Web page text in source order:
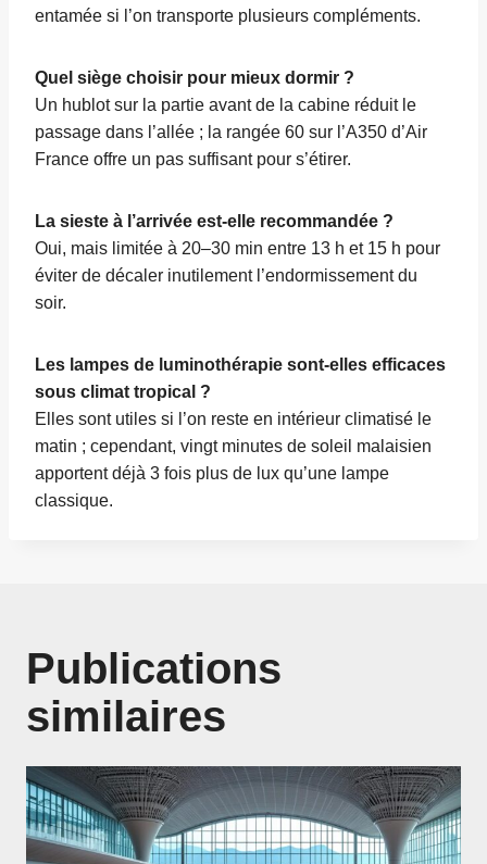
entamée si l’on transporte plusieurs compléments.
Quel siège choisir pour mieux dormir ?
Un hublot sur la partie avant de la cabine réduit le
passage dans l’allée ; la rangée 60 sur l’A350 d’Air
France offre un pas suffisant pour s’étirer.
La sieste à l’arrivée est-elle recommandée ?
Oui, mais limitée à 20–30 min entre 13 h et 15 h pour
éviter de décaler inutilement l’endormissement du
soir.
Les lampes de luminothérapie sont-elles efficaces
sous climat tropical ?
Elles sont utiles si l’on reste en intérieur climatisé le
matin ; cependant, vingt minutes de soleil malaisien
apportent déjà 3 fois plus de lux qu’une lampe
classique.
Publications
similaires